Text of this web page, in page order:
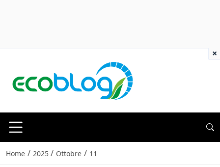
Home / 2025 / Ottobre / 11
×